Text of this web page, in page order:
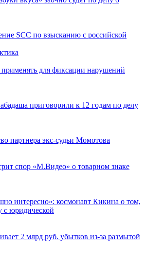
SCC по взысканию с российской
для фиксации нарушений
приговорили к 12 годам по делу
партнера экс-судьи Момотова
спор «М.Видео» о товарном знаке
интересно»: космонавт Кикина о том,
с юридической
2 млрд руб. убытков из-за размытой